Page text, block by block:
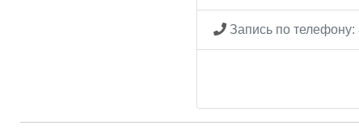
Запись по телефону: